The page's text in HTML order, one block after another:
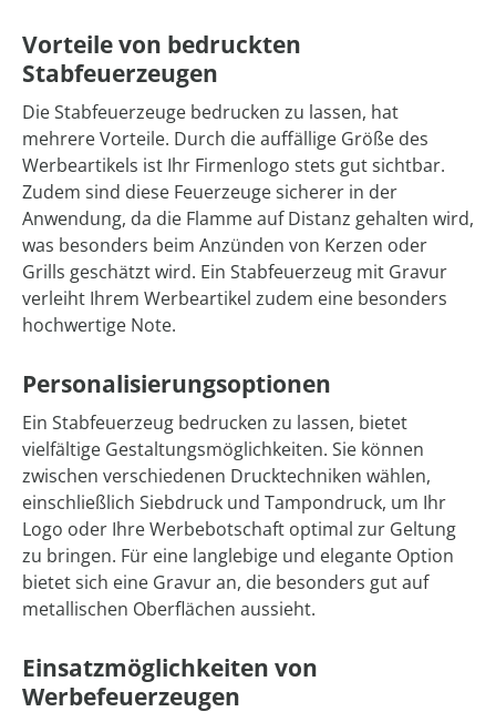
Vorteile von bedruckten
Stabfeuerzeugen
Die Stabfeuerzeuge bedrucken zu lassen, hat
mehrere Vorteile. Durch die auffällige Größe des
Werbeartikels ist Ihr Firmenlogo stets gut sichtbar.
Zudem sind diese Feuerzeuge sicherer in der
Anwendung, da die Flamme auf Distanz gehalten wird,
was besonders beim Anzünden von Kerzen oder
Grills geschätzt wird. Ein Stabfeuerzeug mit Gravur
verleiht Ihrem Werbeartikel zudem eine besonders
hochwertige Note.
Personalisierungsoptionen
Ein Stabfeuerzeug bedrucken zu lassen, bietet
vielfältige Gestaltungsmöglichkeiten. Sie können
zwischen verschiedenen Drucktechniken wählen,
einschließlich Siebdruck und Tampondruck, um Ihr
Logo oder Ihre Werbebotschaft optimal zur Geltung
zu bringen. Für eine langlebige und elegante Option
bietet sich eine Gravur an, die besonders gut auf
metallischen Oberflächen aussieht.
Einsatzmöglichkeiten von
Werbefeuerzeugen